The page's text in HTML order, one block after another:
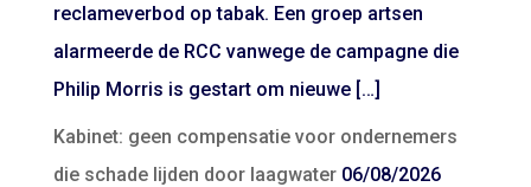
reclameverbod op tabak. Een groep artsen
alarmeerde de RCC vanwege de campagne die
Philip Morris is gestart om nieuwe […]
Kabinet: geen compensatie voor ondernemers
die schade lijden door laagwater 06/08/2026